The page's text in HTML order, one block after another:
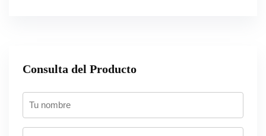
Consulta del Producto